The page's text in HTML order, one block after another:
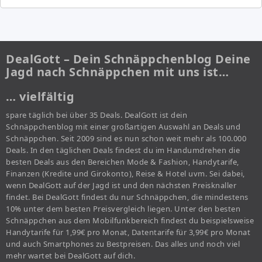
DealGott – Dein Schnäppchenblog Deine
Jagd nach Schnäppchen mit uns ist…
… vielfältig
spare täglich bei über 35 Deals. DealGott ist dein
Schnäppchenblog mit einer großartigen Auswahl an Deals und
Schnäppchen. Seit 2009 sind es nun schon weit mehr als 100.000
Deals. In den täglichen Deals findest du im Handumdrehen die
besten Deals aus den Bereichen Mode & Fashion, Handytarife,
Finanzen (Kredite und Girokonto), Reise & Hotel uvm. Sei dabei,
wenn DealGott auf der Jagd ist und den nächsten Preisknaller
findet. Bei DealGott findest du nur Schnäppchen, die mindestens
10% unter dem besten Preisvergleich liegen. Unter den besten
Schnäppchen aus dem Mobilfunkbereich findest du beispielsweise
Handytarife für 1,99€ pro Monat, Datentarife für 3,99€ pro Monat
und auch Smartphones zu Bestpreisen. Das alles und noch viel
mehr wartet bei DealGott auf dich.